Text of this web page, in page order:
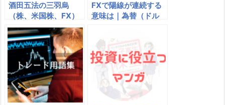
酒田五法の三羽烏
（株、米国株、FX）
は空売り？罫線チャー
トの見方
FXで陽線が連続する
意味は｜為替（ドル